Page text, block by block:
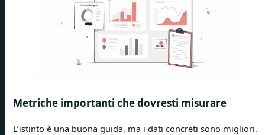
Metriche importanti che dovresti misurare
L’istinto è una buona guida, ma i dati concreti sono migliori.